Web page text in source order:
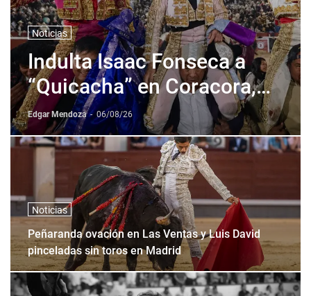
Noticias
Indulta Isaac Fonseca a
“Quicacha” en Coracora,
Perú
Edgar Mendoza - 06/08/26
Noticias
Peñaranda ovación en Las Ventas y Luis David
pinceladas sin toros en Madrid